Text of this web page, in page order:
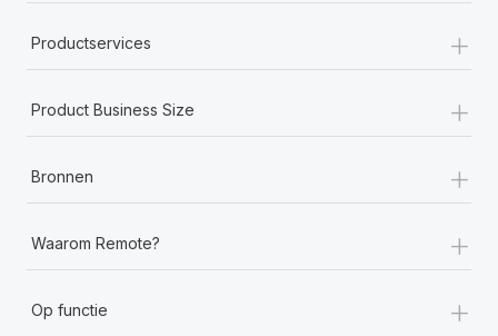
Productservices +
Product Business Size +
Bronnen +
Waarom Remote? +
Op functie +